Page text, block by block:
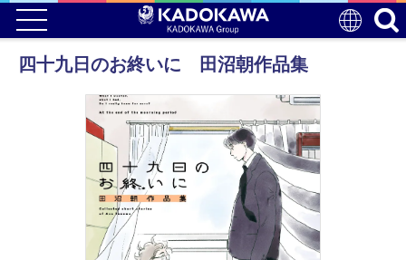
四十九日のお終いに 田沼朝作品集